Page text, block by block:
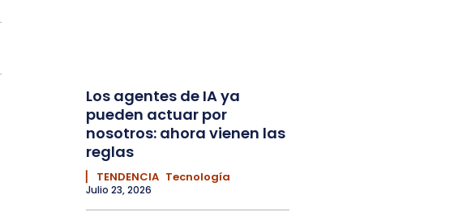
Los agentes de IA ya
pueden actuar por
nosotros: ahora vienen las
reglas
▏ TENDENCIA Tecnología
Julio 23, 2026